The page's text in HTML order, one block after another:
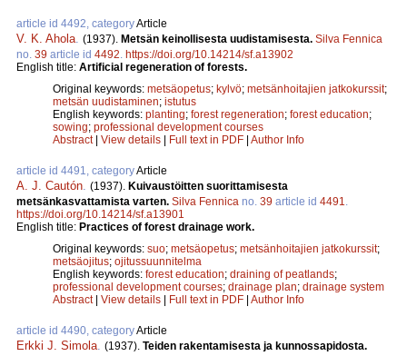
article id 4492, categoryArticle
V. K. Ahola (1937). Metsän keinollisesta uudistamisesta. Silva Fennica
no. 39 article id 4492 https://doi.org/10.14214/sf.a13902
English title: Artificial regeneration of forests.
Original keywords: metsäopetus; kylvö; metsänhoitajien jatkokurssit;
metsän uudistaminen; istutus
English keywords: planting; forest regeneration; forest education;
sowing; professional development courses
Abstract| View details | Full text in PDF | Author Info
article id 4491, categoryArticle
A. J. Cautón (1937). Kuivaustöitten suorittamisesta
metsänkasvattamista varten. Silva Fennica no. 39 article id 4491
https://doi.org/10.14214/sf.a13901
English title: Practices of forest drainage work.
Original keywords: suo; metsäopetus; metsänhoitajien jatkokurssit;
metsäojitus; ojitussuunnitelma
English keywords: forest education; draining of peatlands;
professional development courses; drainage plan; drainage system
Abstract| View details | Full text in PDF | Author Info
article id 4490, categoryArticle
Erkki J. Simola (1937). Teiden rakentamisesta ja kunnossapidosta.